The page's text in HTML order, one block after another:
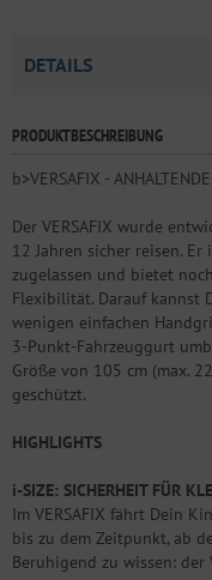
DETAILS
PRODUKTBESCHREIBUNG
b>VERSAFIX -
Der VERSAFIX wurde
12 Jahren sicher reisen.
zugelassen und bietet
Flexibilität. Darauf kannst
wenigen einfachen
3-Punkt-Fahrzeuggurt
Größe von 105 cm (max.
geschützt.
HIGHLIGHTS
i-SIZE: SICHERHEIT FÜR
Im VERSAFIX fährt Dein
bis zu dem Zeitpunkt, ab
Beruhigend zu wissen: der